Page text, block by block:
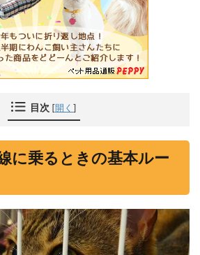
目次 [開く ]
に乗るときの基本ルー